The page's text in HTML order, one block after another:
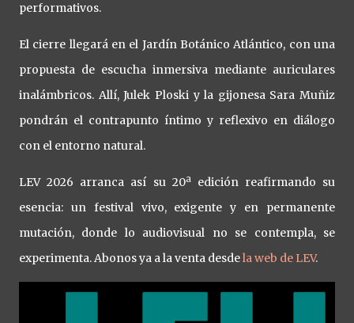
performativos.
El cierre llegará en el Jardín Botánico Atlántico, con una
propuesta de escucha inmersiva mediante auriculares
inalámbricos. Allí, Julek Ploski y la gijonesa Sara Muñiz
pondrán el contrapunto íntimo y reflexivo en diálogo
con el entorno natural.
LEV 2026 arranca así su 20ª edición reafirmando su
esencia: un festival vivo, exigente y en permanente
mutación, donde lo audiovisual no se contempla, se
experimenta. Abonos ya a la venta desdela web de LEV.